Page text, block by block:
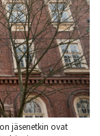
jäsenetkin ovat